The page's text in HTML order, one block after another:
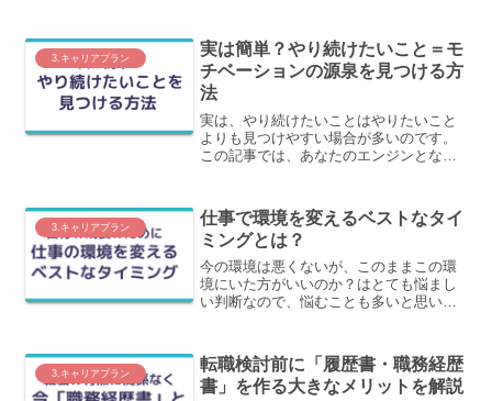
ス」について、わかりやすく解説しま
す。
3.キャリアプラン
実は簡単？やり続けたいこと＝モ
チベーションの源泉を見つける方
法
実は、やり続けたいことはやりたいこと
よりも見つけやすい場合が多いのです。
この記事では、あなたのエンジンとなる
3.キャリアプラン
仕事で環境を変えるベストなタイ
ミングとは？
今の環境は悪くないが、このままこの環
境にいた方がいいのか？はとても悩まし
い判断なので、悩むことも多いと思いま
断基準を解説します。
3.キャリアプラン
転職検討前に「履歴書・職務経歴
書」を作る大きなメリットを解説